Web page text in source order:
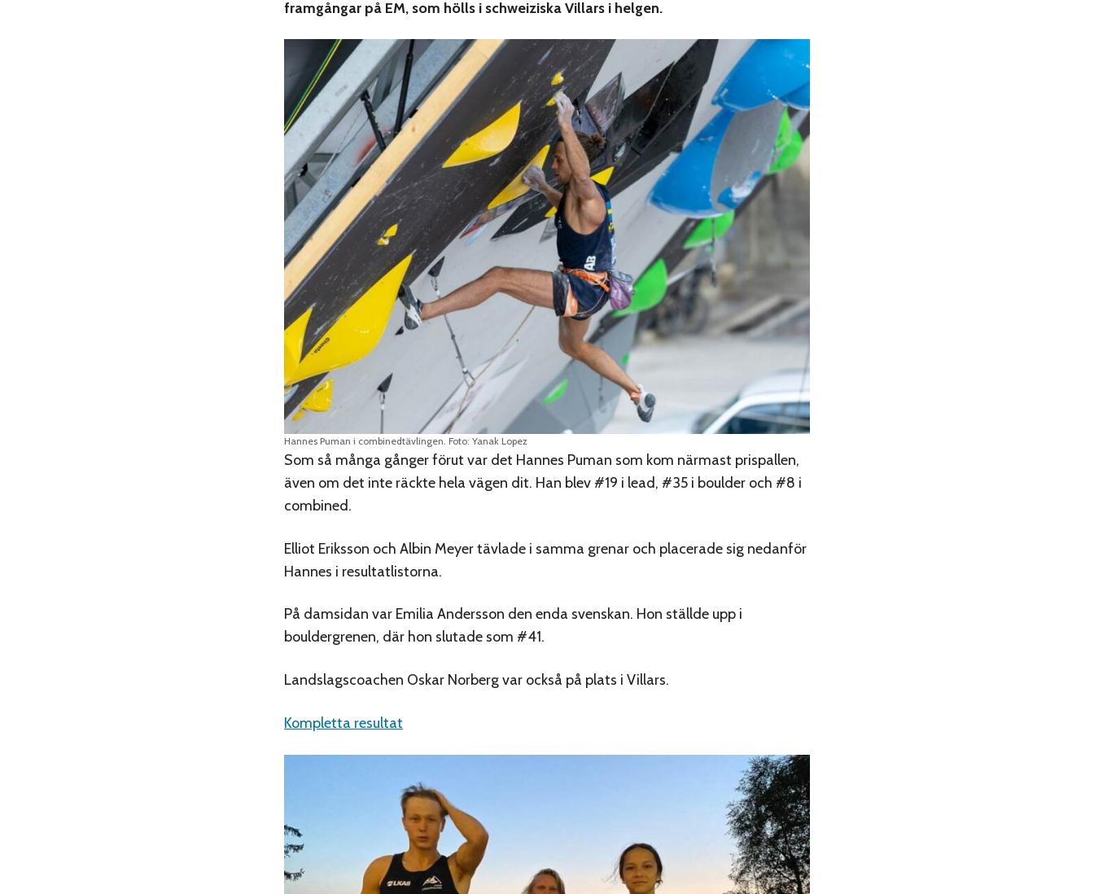
framgångar på EM, som hölls i schweiziska Villars i helgen.
Hannes Puman i combinedtävlingen. Foto: Yanak Lopez
Som så många gånger förut var det Hannes Puman som kom närmast prispallen,
även om det inte räckte hela vägen dit. Han blev #19 i lead, #35 i boulder och #8 i
combined.
Elliot Eriksson och Albin Meyer tävlade i samma grenar och placerade sig nedanför
Hannes i resultatlistorna.
På damsidan var Emilia Andersson den enda svenskan. Hon ställde upp i
bouldergrenen, där hon slutade som #41.
Landslagscoachen Oskar Norberg var också på plats i Villars.
Kompletta resultat